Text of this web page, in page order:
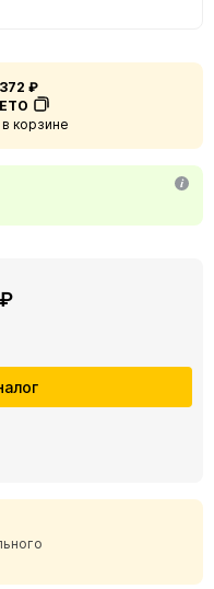
₽
корзине